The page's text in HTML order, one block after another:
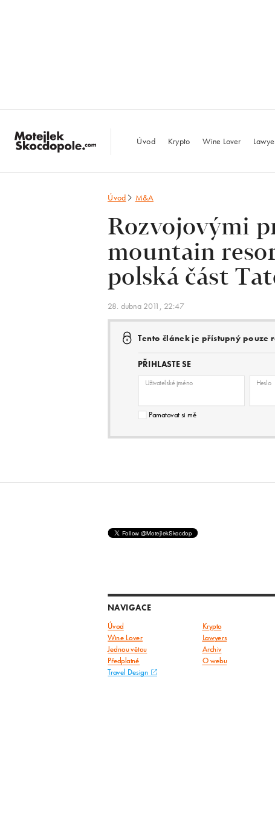
Úvod Krypto Wine Lover
Úvod M&A
Rozvojovými
mountain
polská část
28. dubna 2011, 22:47
Tento článek je přístupný pouze
PŘIHLASTE SE
Uživatelské jméno Heslo
Pamatovat si mě
NAVIGACE
Úvod Krypto
Wine Lover
Lawyers
Jednou větou
Archiv
Předplatné O webu
Travel Design